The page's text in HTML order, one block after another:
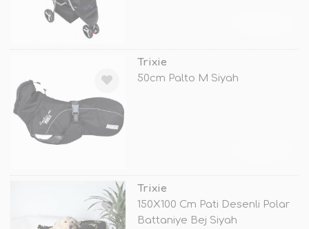
Trixie
50cm Palto M Siyah
Trixie
150X100 Cm Pati Desenli Polar
Battaniye Bej Siyah